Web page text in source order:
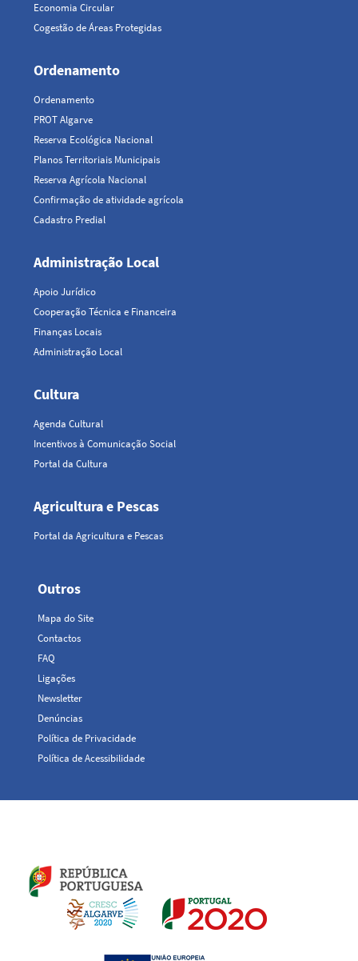
Economia Circular
Cogestão de Áreas Protegidas
Ordenamento
Ordenamento
PROT Algarve
Reserva Ecológica Nacional
Planos Territoriais Municipais
Reserva Agrícola Nacional
Confirmação de atividade agrícola
Cadastro Predial
Administração Local
Apoio Jurídico
Cooperação Técnica e Financeira
Finanças Locais
Administração Local
Cultura
Agenda Cultural
Incentivos à Comunicação Social
Portal da Cultura
Agricultura e Pescas
Portal da Agricultura e Pescas
Top
Menu
Outros
Mapa do Site
Contactos
FAQ
Ligações
Newsletter
Denúncias
Política de Privacidade
Política de Acessibilidade